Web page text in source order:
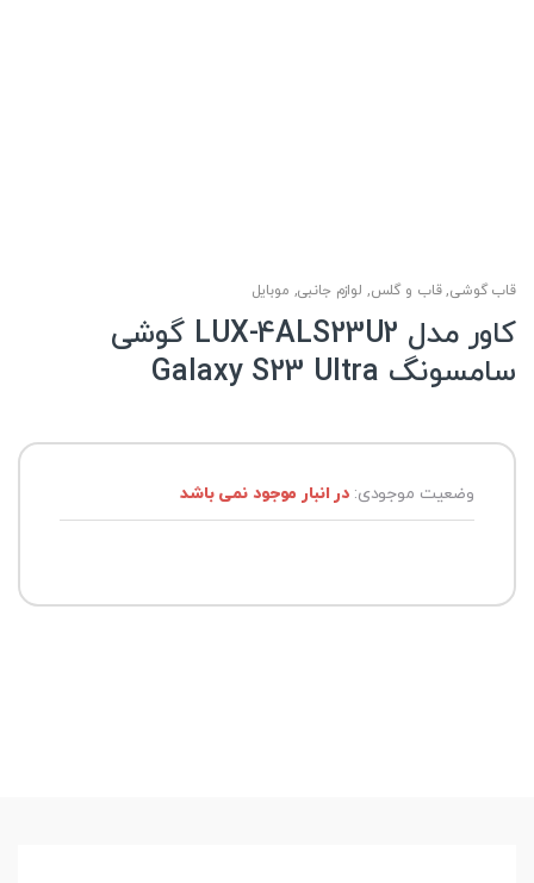
قاب گوشی,قاب و گلس, لوازم جانبی, موبایل
کاور مدل LUX-4ALS23U2 گوشی
سامسونگ Galaxy S23 Ultra
وضعیت موجودی:در انبار موجود نمی باشد